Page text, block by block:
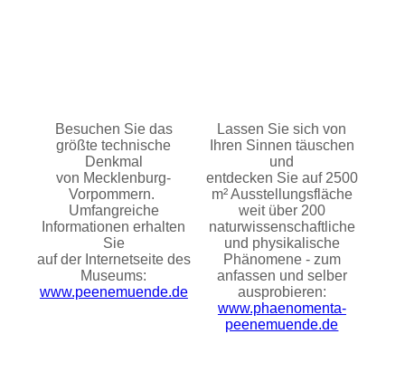
Besuchen Sie das
größte technische
Denkmal
von Mecklenburg-
Vorpommern.
Umfangreiche
Informationen erhalten
Sie
auf der Internetseite des
Museums:
www.peenemuende.de
Lassen Sie sich von
Ihren Sinnen täuschen
und
entdecken Sie auf 2500
m² Ausstellungsfläche
weit über 200
naturwissenschaftliche
und physikalische
Phänomene - zum
anfassen und selber
ausprobieren:
www.phaenomenta-
peenemuende.de